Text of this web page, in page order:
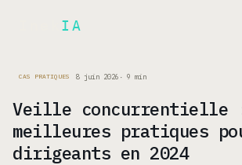
IA
CAS PRATIQUES 8 juin 2026 · 9 min
Veille concurrentielle
meilleures pratiques
dirigeants en 2024